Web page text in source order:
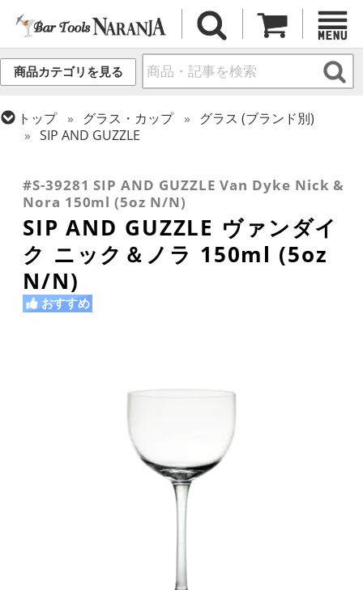
商品カテゴリを見る
トップ グラス・カップ
グラス (ブランド別)
SIP AND GUZZLE
カクテルグラス (全サイズ)
#S-39281 SIP AND GUZZLE Van Dyke Nick &
Nora 150ml (5oz N/N)
SIP AND GUZZLE ヴァンダイ
ク ニック＆ノラ 150ml (5oz
N/N)
おすすめ